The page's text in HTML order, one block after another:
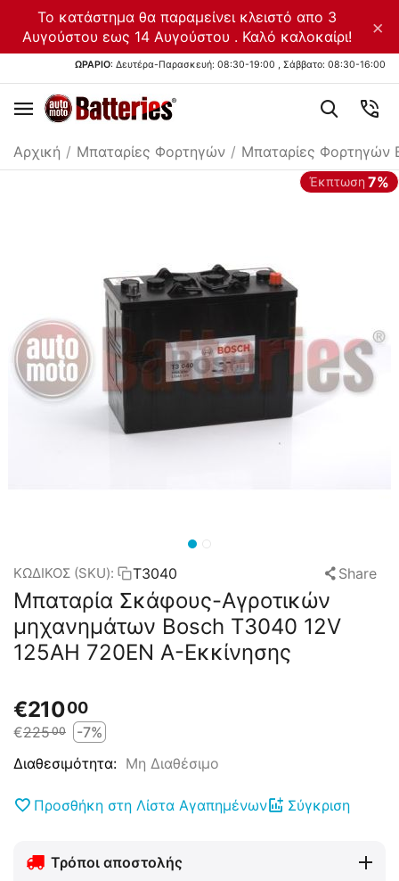
Το κατάστημα θα παραμείνει κλειστό απο 3
Αυγούστου εως 14 Αυγούστου . Καλό καλοκαίρι!
×
ΩΡΑΡΙΟ: Δευτέρα-Παρασκευή: 08:30-19:00 , Σάββατο: 08:30-16:00
Αρχική / Μπαταρίες Φορτηγών / Μπαταρίες Φορτηγών
Έκπτωση 7%
ΚΩΔΙΚΟΣ (SKU): T3040 Share
Μπαταρία Σκάφους-Αγροτικών
μηχανημάτων Bosch T3040 12V
125AH 720EN Α-Εκκίνησης
€21000
€22500
-7%
Διαθεσιμότητα: Μη Διαθέσιμο
Προσθήκη στη Λίστα Αγαπημένων Σύγκριση
Τρόποι αποστολής